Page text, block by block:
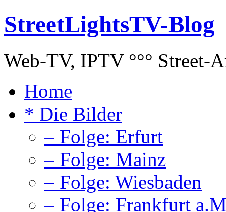
StreetLightsTV-Blog
Web-TV, IPTV °°° Street-
Home
* Die Bilder
– Folge: Erfurt
– Folge: Mainz
– Folge: Wiesbaden
– Folge: Frankfurt